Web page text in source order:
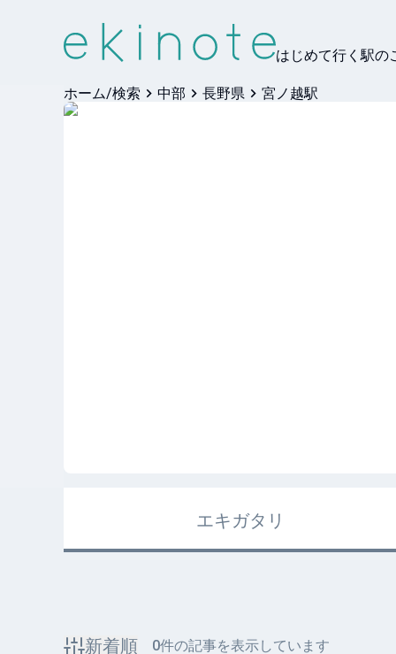
はじめて行く駅の
ホーム/検索 中部 長野県 宮ノ越駅
エキガタリ
新着順 0件の記事を表示しています